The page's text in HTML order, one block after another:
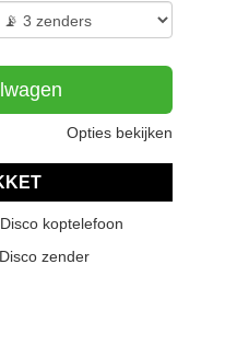
Opties bekijken
koptelefoon
zender